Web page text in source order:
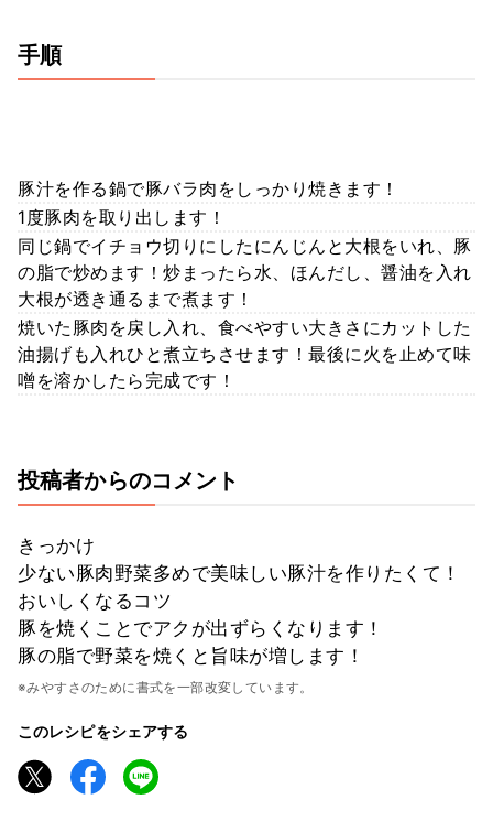
手順
豚汁を作る鍋で豚バラ肉をしっかり焼きます！
1度豚肉を取り出します！
同じ鍋でイチョウ切りにしたにんじんと大根をいれ、豚
の脂で炒めます！炒まったら水、ほんだし、醤油を入れ
大根が透き通るまで煮ます！
焼いた豚肉を戻し入れ、食べやすい大きさにカットした
油揚げも入れひと煮立ちさせます！最後に火を止めて味
噌を溶かしたら完成です！
投稿者からのコメント
きっかけ
少ない豚肉野菜多めで美味しい豚汁を作りたくて！
おいしくなるコツ
豚を焼くことでアクが出ずらくなります！
豚の脂で野菜を焼くと旨味が増します！
※みやすさのために書式を一部改変しています。
このレシピをシェアする